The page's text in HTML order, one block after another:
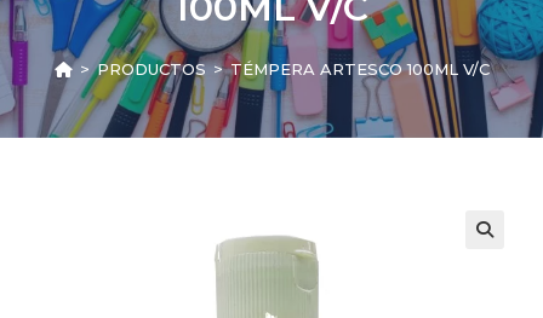
> PRODUCTOS > TÉMPERA ARTESCO 100ML V/C